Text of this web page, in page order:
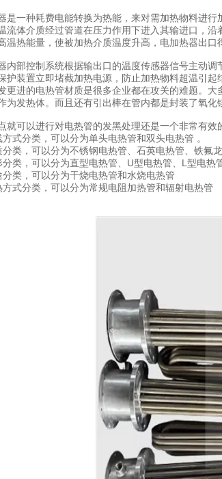
是一种耗费电能转换为热能，来对需加热物料进行
流体介质经过管道在压力作用下进入其输进口，
温热能量，使被加热介质温度升高，电加热器出口
内部控制系统根据输出口的温度传感器信号主动
护装置立即堵截加热电源，防止加热物料超温引
更进的电热管材质是很多企业都在攻关的难题。
为发热体。而且还有引出棒在管内都是封装了氧化
就可以进行对电热管的发黑处理还是一个非常有效
式分类，可以分为单头电热管和双头电热管 。
分类，可以分为不锈钢电热管、石英电热管、铁氟
类，可以分为直型电热管、U型电热管、L型电热
类，可以分为干烧电热管和水烧电热管
方式分类，可以分为常规电阻加热管和辐射电热管